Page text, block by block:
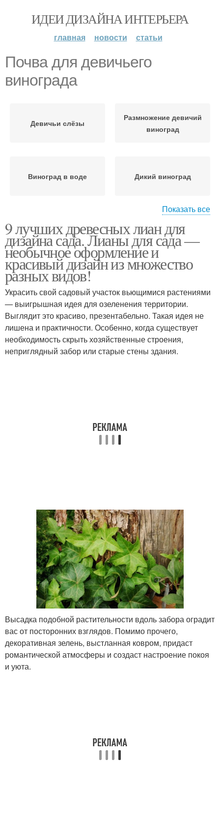
ИДЕИ ДИЗАЙНА ИНТЕРЬЕРА
главная новости статьи
Почва для девичьего
винограда
Девичьи слёзы
Размножение девичий
виноград
Виноград в воде Дикий виноград
Виноград в земле Девичий виноград
Показать все
9 лучших древесных лиан для
дизайна сада. Лианы для сада —
необычное оформление и
красивый дизайн из множество
разных видов!
Украсить свой садовый участок вьющимися растениями
— выигрышная идея для озеленения территории.
Выглядит это красиво, презентабельно. Такая идея не
лишена и практичности. Особенно, когда существует
необходимость скрыть хозяйственные строения,
неприглядный забор или старые стены здания.
Высадка подобной растительности вдоль забора оградит
вас от посторонних взглядов. Помимо прочего,
декоративная зелень, выстланная ковром, придаст
романтической атмосферы и создаст настроение покоя
и уюта.